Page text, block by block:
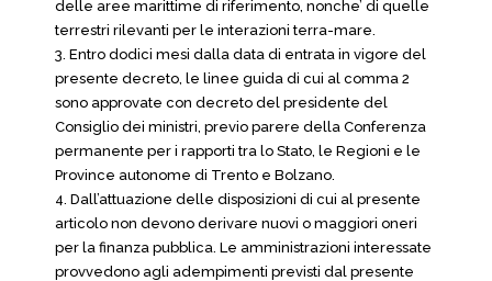
delle aree marittime di riferimento, nonche’ di quelle
terrestri rilevanti per le interazioni terra-mare.
3. Entro dodici mesi dalla data di entrata in vigore del
presente decreto, le linee guida di cui al comma 2
sono approvate con decreto del presidente del
Consiglio dei ministri, previo parere della Conferenza
permanente per i rapporti tra lo Stato, le Regioni e le
Province autonome di Trento e Bolzano.
4. Dall’attuazione delle disposizioni di cui al presente
articolo non devono derivare nuovi o maggiori oneri
per la finanza pubblica. Le amministrazioni interessate
provvedono agli adempimenti previsti dal presente